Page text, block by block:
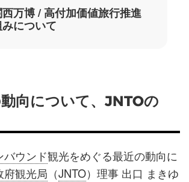
万博 / 高付加価値旅行推進
について
向について、JNTOの
バウンド観光をめぐる最近の動向に
府観光局 （JNTO）理事 出口 まきゆ